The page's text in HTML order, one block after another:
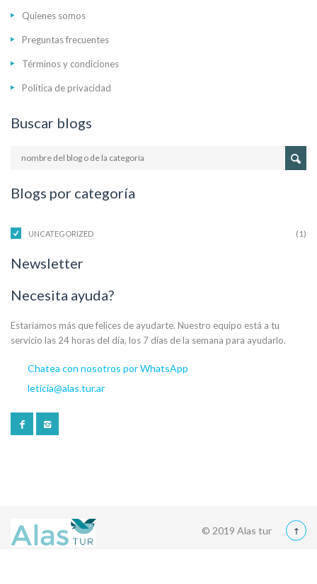
Quienes somos
Preguntas frecuentes
Términos y condiciones
Política de privacidad
Buscar blogs
Blogs por categoría
UNCATEGORIZED (1)
Newsletter
Necesita ayuda?
Estaríamos más que felices de ayudarte. Nuestro equipo está a tu
servicio las 24 horas del día, los 7 días de la semana para ayudarlo.
Chatea con nosotros por WhatsApp
leticia@alas.tur.ar
© 2019 Alas tur